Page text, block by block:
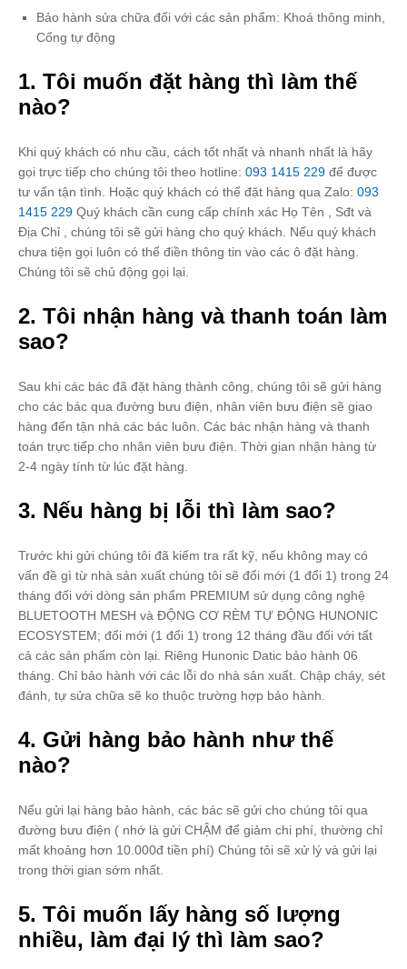
Bảo hành sửa chữa đối với các sản phẩm: Khoá thông minh,
Cổng tự động
1. Tôi muốn đặt hàng thì làm thế
nào?
Khi quý khách có nhu cầu, cách tốt nhất và nhanh nhất là hãy
gọi trực tiếp cho chúng tôi theo hotline: 093 1415 229 để được
tư vấn tận tình. Hoặc quý khách có thể đặt hàng qua Zalo: 093
1415 229 Quý khách cần cung cấp chính xác Họ Tên , Sđt và
Địa Chỉ , chúng tôi sẽ gửi hàng cho quý khách. Nếu quý khách
chưa tiện gọi luôn có thể điền thông tin vào các ô đặt hàng.
Chúng tôi sẽ chủ động gọi lại.
2. Tôi nhận hàng và thanh toán làm
sao?
Sau khi các bác đã đặt hàng thành công, chúng tôi sẽ gửi hàng
cho các bác qua đường bưu điện, nhân viên bưu điện sẽ giao
hàng đến tận nhà các bác luôn. Các bác nhận hàng và thanh
toán trực tiếp cho nhân viên bưu điện. Thời gian nhận hàng từ
2-4 ngày tính từ lúc đặt hàng.
3. Nếu hàng bị lỗi thì làm sao?
Trước khi gửi chúng tôi đã kiếm tra rất kỹ, nếu không may có
vấn đề gì từ nhà sản xuất chúng tôi sẽ đổi mới (1 đổi 1) trong 24
tháng đối với dòng sản phẩm PREMIUM sử dụng công nghệ
BLUETOOTH MESH và ĐỘNG CƠ RÈM TỰ ĐỘNG HUNONIC
ECOSYSTEM; đổi mới (1 đổi 1) trong 12 tháng đầu đối với tất
cả các sản phẩm còn lại. Riêng Hunonic Datic bảo hành 06
tháng. Chỉ bảo hành với các lỗi do nhà sản xuất. Chập cháy, sét
đánh, tự sửa chữa sẽ ko thuộc trường hợp bảo hành.
4. Gửi hàng bảo hành như thế
nào?
Nếu gửi lại hàng bảo hành, các bác sẽ gửi cho chúng tôi qua
đường bưu điện ( nhớ là gửi CHẬM để giảm chi phí, thường chỉ
mất khoảng hơn 10.000đ tiền phí) Chúng tôi sẽ xử lý và gửi lại
trong thời gian sớm nhất.
5. Tôi muốn lấy hàng số lượng
nhiều, làm đại lý thì làm sao?